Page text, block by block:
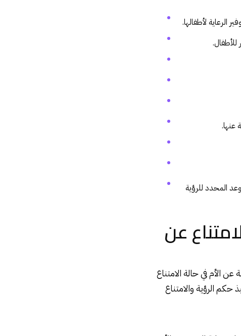
الرعاية لأطفالها.
عنها.
المحدد للرؤية
عن
الأم في حالة الامتناع
الرؤية والامتناع